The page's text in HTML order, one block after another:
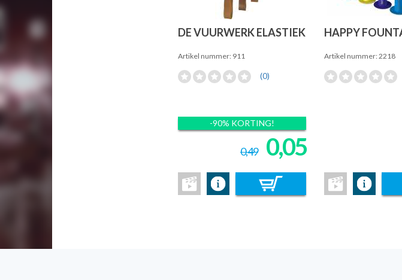
DE VUURWERK ELASTIEK
Artikel nummer: 911
(0)
0,49 0,05
-90% KORTING!
HAPPY
Artikel nummer: 2218